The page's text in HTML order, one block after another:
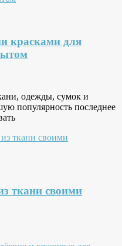
красками для
одежды, сумок и
популярность последнее
ткани своими